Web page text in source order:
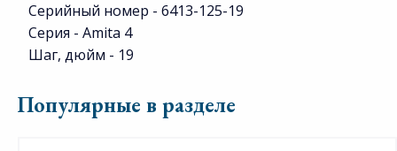
Серийный номер - 6413-125-19
Серия - Amita 4
Шаг, дюйм - 19
Популярные в разделе